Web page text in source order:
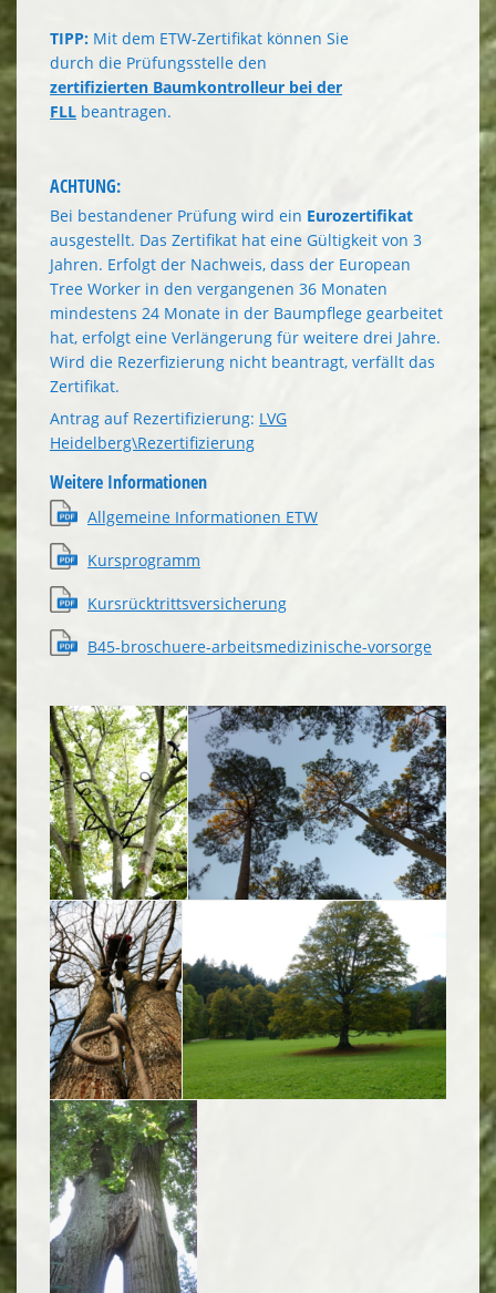
TIPP: Mit dem ETW-Zertifikat können Sie
durch die Prüfungsstelle den
zertifizierten Baumkontrolleur bei der
FLL beantragen.
ACHTUNG:
Bei bestandener Prüfung wird ein Eurozertifikat
ausgestellt. Das Zertifikat hat eine Gültigkeit von 3
Jahren. Erfolgt der Nachweis, dass der European
Tree Worker in den vergangenen 36 Monaten
mindestens 24 Monate in der Baumpflege gearbeitet
hat, erfolgt eine Verlängerung für weitere drei Jahre.
Wird die Rezerfizierung nicht beantragt, verfällt das
Zertifikat.
Antrag auf Rezertifizierung: LVG
Heidelberg\Rezertifizierung
Weitere Informationen
Allgemeine Informationen ETW
Kursprogramm
Kursrücktrittsversicherung
B45-broschuere-arbeitsmedizinische-vorsorge